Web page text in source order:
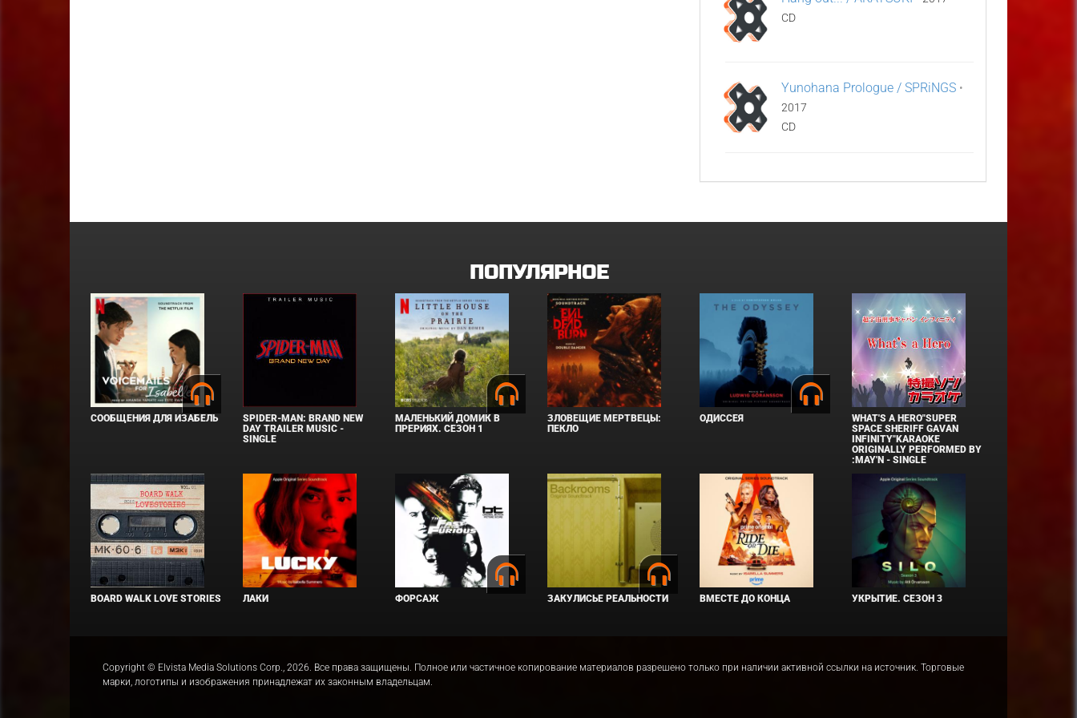
CD
Yunohana Prologue / SPRiNGS •
2017
CD
ПОПУЛЯРНОЕ
СООБЩЕНИЯ ДЛЯ ИЗАБЕЛЬ
SPIDER-MAN: BRAND NEW
DAY TRAILER MUSIC -
SINGLE
МАЛЕНЬКИЙ ДОМИК В
ПРЕРИЯХ. СЕЗОН 1
ЗЛОВЕЩИЕ МЕРТВЕЦЫ:
ПЕКЛО
ОДИССЕЯ
WHAT'S A HERO"SUPER
SPACE SHERIFF GAVAN
INFINITY"KARAOKE
ORIGINALLY PERFORMED BY
:MAY'N - SINGLE
BOARD WALK LOVE STORIES ЛАКИ ФОРСАЖ ЗАКУЛИСЬЕ РЕАЛЬНОСТИ ВМЕСТЕ ДО КОНЦА УКРЫТИЕ. СЕЗОН 3
Copyright © Elvista Media Solutions Corp., 2026. Все права защищены. Полное или частичное копирование материалов разрешено только при наличии активной ссылки на источник. Торговые
марки, логотипы и изображения принадлежат их законным владельцам.